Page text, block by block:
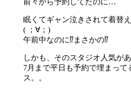
前々から予約してたのに…
眠くてギャン泣きされて着替
( ；∀；)
午前中なのに⁉︎まさかの⁉︎
しかも、そのスタジオ人気が
7月まで平日も予約で埋まっ
ス。。